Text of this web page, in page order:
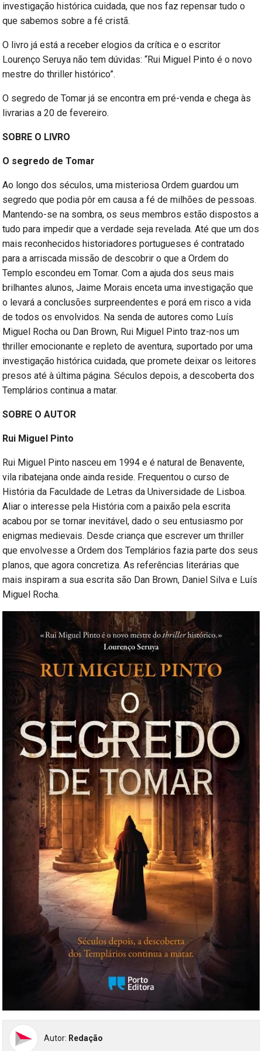
investigação histórica cuidada, que nos faz repensar tudo o
que sabemos sobre a fé cristã.
O livro já está a receber elogios da crítica e o escritor
Lourenço Seruya não tem dúvidas: “Rui Miguel Pinto é o novo
mestre do thriller histórico”.
O segredo de Tomar já se encontra em pré-venda e chega às
livrarias a 20 de fevereiro.
SOBRE O LIVRO
O segredo de Tomar
Ao longo dos séculos, uma misteriosa Ordem guardou um
segredo que podia pôr em causa a fé de milhões de pessoas.
Mantendo-se na sombra, os seus membros estão dispostos a
tudo para impedir que a verdade seja revelada. Até que um dos
mais reconhecidos historiadores portugueses é contratado
para a arriscada missão de descobrir o que a Ordem do
Templo escondeu em Tomar. Com a ajuda dos seus mais
brilhantes alunos, Jaime Morais enceta uma investigação que
o levará a conclusões surpreendentes e porá em risco a vida
de todos os envolvidos. Na senda de autores como Luís
Miguel Rocha ou Dan Brown, Rui Miguel Pinto traz-nos um
thriller emocionante e repleto de aventura, suportado por uma
investigação histórica cuidada, que promete deixar os leitores
presos até à última página. Séculos depois, a descoberta dos
Templários continua a matar.
SOBRE O AUTOR
Rui Miguel Pinto
Rui Miguel Pinto nasceu em 1994 e é natural de Benavente,
vila ribatejana onde ainda reside. Frequentou o curso de
História da Faculdade de Letras da Universidade de Lisboa.
Aliar o interesse pela História com a paixão pela escrita
acabou por se tornar inevitável, dado o seu entusiasmo por
enigmas medievais. Desde criança que escrever um thriller
que envolvesse a Ordem dos Templários fazia parte dos seus
planos, que agora concretiza. As referências literárias que
mais inspiram a sua escrita são Dan Brown, Daniel Silva e Luís
Miguel Rocha.
Autor: Redação